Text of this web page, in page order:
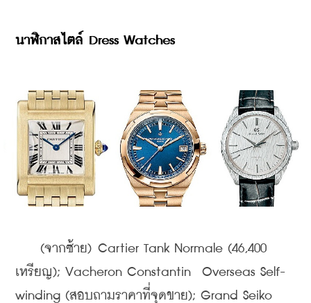
นาฬิกาสไตล์ Dress Watches
(จากซ้าย) Cartier Tank Normale (46,400
เหรียญ); Vacheron Constantin  Overseas Self-
winding (สอบถามราคาที่จุดขาย); Grand Seiko